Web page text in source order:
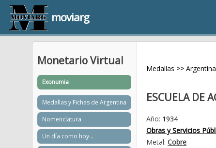
moviarg
Medallas >> Argentina
ESCUELA DE
Año: 1934
Obras y Servicios
Metal:Cobre
Monetario Virtual
Exonumia
Medallas y Fichas de Argentina
Nomenclatura
Un día como hoy...